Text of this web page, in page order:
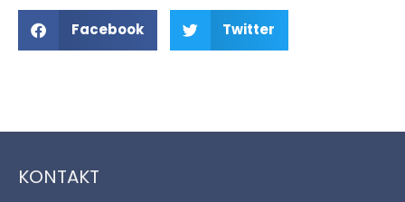
Facebook Twitter
KONTAKT